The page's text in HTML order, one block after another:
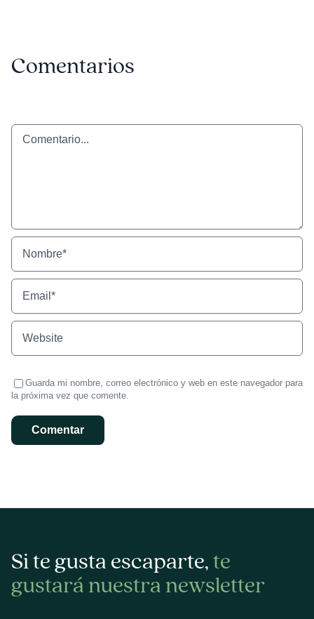
Comentarios
Comentario
Guarda mi nombre, correo electrónico y web en este navegador para
la próxima vez que comente.
Si te gusta escaparte,te
gustará nuestra newsletter